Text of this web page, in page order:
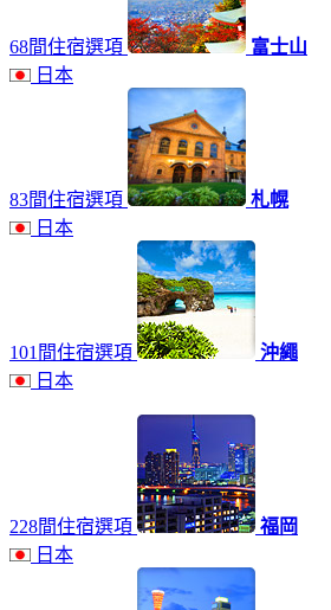
68間住宿選項
富士山
日本
83間住宿選項
札幌
日本
101間住宿選項
沖繩
日本
228間住宿選項
福岡
日本